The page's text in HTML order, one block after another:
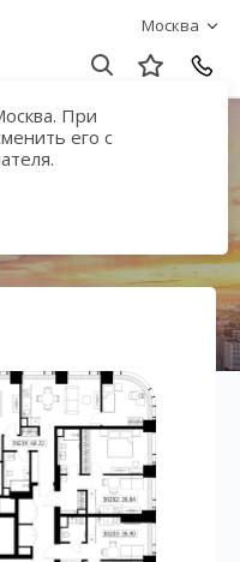
Москва
При
его с